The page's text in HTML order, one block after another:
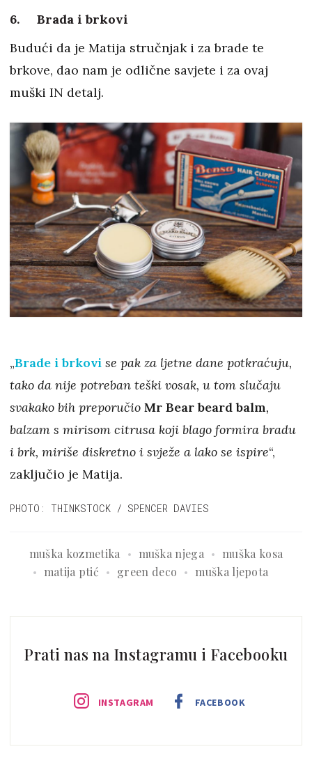
6. Brada i brkovi
Budući da je Matija stručnjak i za brade te
brkove, dao nam je odlične savjete i za ovaj
muški IN detalj.
„Brade i brkovi se pak za ljetne dane potkraćuju,
tako da nije potreban teški vosak, u tom slučaju
svakako bih preporučio Mr Bear beard balm,
balzam s mirisom citrusa koji blago formira bradu
i brk, miriše diskretno i svježe a lako se ispire“,
zaključio je Matija.
PHOTO: THINKSTOCK / SPENCER DAVIES
muška kozmetika muška njega
muška kosa
matija ptić
green deco muška ljepota
Prati nas na Instagramu i Facebooku
INSTAGRAM FACEBOOK